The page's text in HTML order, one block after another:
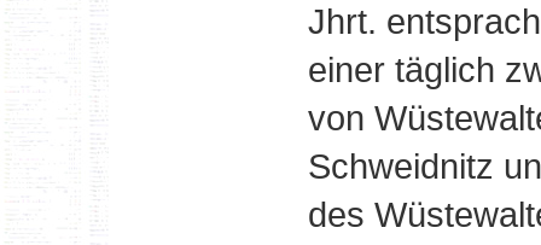
Jhrt.
einer täglich
von
Schweidnitz
des